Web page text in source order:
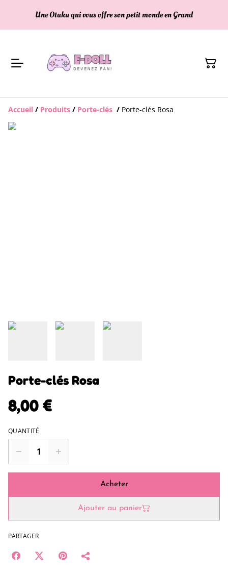
Une Otaku qui vous offre son petit monde en Grand
Accueil / Produits / Porte-clés / Porte-clés Rosa
Porte-clés Rosa
8,00 €
QUANTITÉ
Acheter
Ajouter au panier
PARTAGER